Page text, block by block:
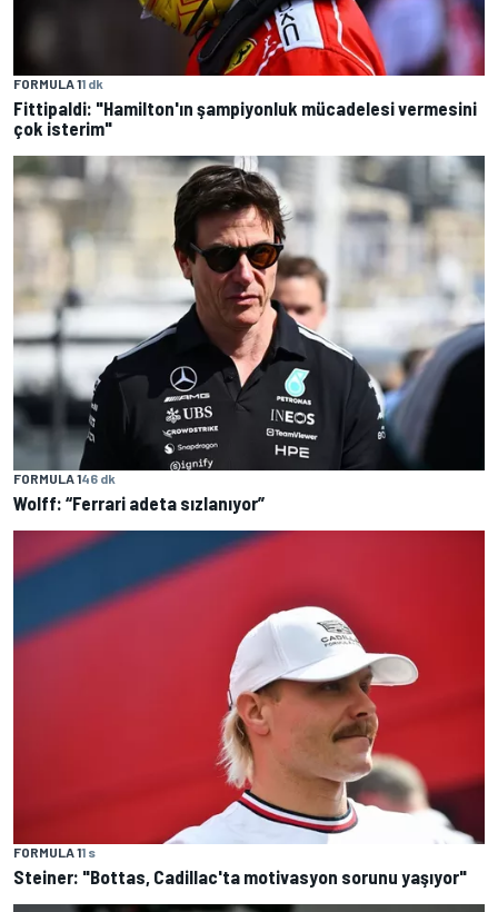
FORMULA 11 dk
Fittipaldi: "Hamilton'ın şampiyonluk mücadelesi vermesini
çok isterim"
FORMULA 146 dk
Wolff: “Ferrari adeta sızlanıyor”
FORMULA 11 s
Steiner: "Bottas, Cadillac'ta motivasyon sorunu yaşıyor"